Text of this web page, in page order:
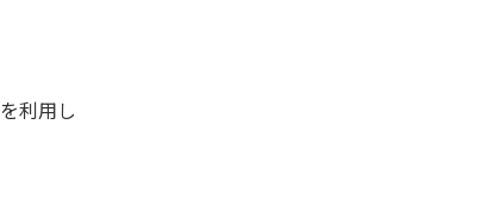
利用し